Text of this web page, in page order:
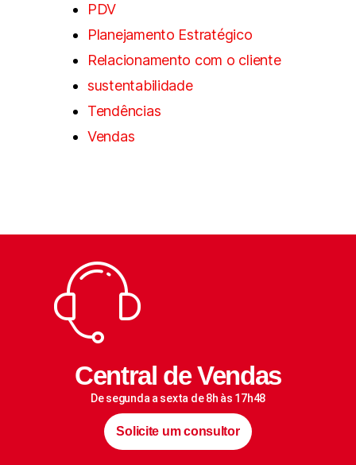
PDV
Planejamento Estratégico
Relacionamento com o cliente
sustentabilidade
Tendências
Vendas
Central de Vendas
De segunda a sexta de 8h às 17h48
Solicite um consultor